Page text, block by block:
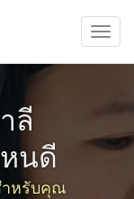
ลี
นดี
ำหรับคุณ